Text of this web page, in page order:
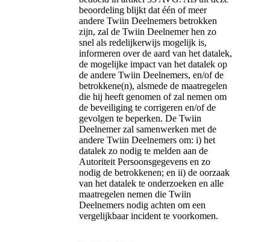
beoordeling blijkt dat één of meer
andere Twiin Deelnemers betrokken
zijn, zal de Twiin Deelnemer hen zo
snel als redelijkerwijs mogelijk is,
informeren over de aard van het datalek,
de mogelijke impact van het datalek op
de andere Twiin Deelnemers, en/of de
betrokkene(n), alsmede de maatregelen
die hij heeft genomen of zal nemen om
de beveiliging te corrigeren en/of de
gevolgen te beperken. De Twiin
Deelnemer zal samenwerken met de
andere Twiin Deelnemers om: i) het
datalek zo nodig te melden aan de
Autoriteit Persoonsgegevens en zo
nodig de betrokkenen; en ii) de oorzaak
van het datalek te onderzoeken en alle
maatregelen nemen die Twiin
Deelnemers nodig achten om een
vergelijkbaar incident te voorkomen.